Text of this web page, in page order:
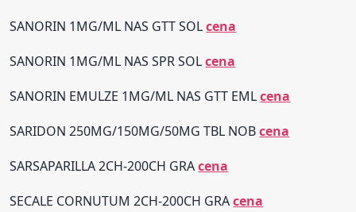
SANORIN 1MG/ML NAS GTT SOLcena
SANORIN 1MG/ML NAS SPR SOLcena
SANORIN EMULZE 1MG/ML NAS GTT EMLcena
SARIDON 250MG/150MG/50MG TBL NOBcena
SARSAPARILLA 2CH-200CH GRAcena
SECALE CORNUTUM 2CH-200CH GRAcena